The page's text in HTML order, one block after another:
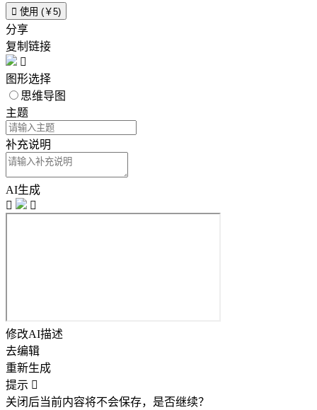
 使用 (￥5)
分享
复制链接

图形选择
思维导图
主题
补充说明
AI生成


修改AI描述
去编辑
重新生成
提示 
关闭后当前内容将不会保存，是否继续？